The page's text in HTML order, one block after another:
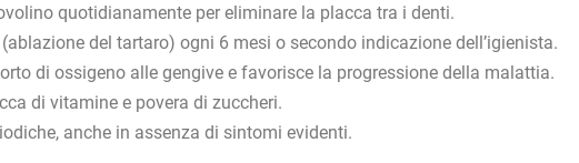
quotidianamente per eliminare la placca tra i denti.
del tartaro) ogni 6 mesi o secondo indicazione dell’igienista.
di ossigeno alle gengive e favorisce la progressione della malattia.
di vitamine e povera di zuccheri.
anche in assenza di sintomi evidenti.